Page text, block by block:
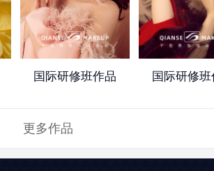
国际研修班作品 国际研修
更多作品